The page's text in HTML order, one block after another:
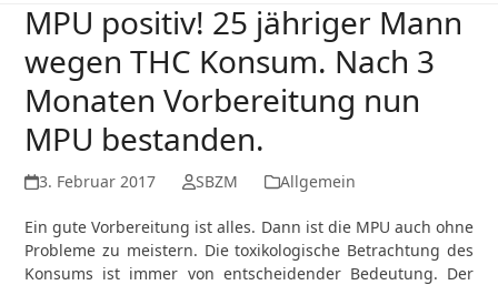
MPU positiv! 25 jähriger Mann
wegen THC Konsum. Nach 3
Monaten Vorbereitung nun
MPU bestanden.
3. Februar 2017 SBZM Allgemein
Ein gute Vorbereitung ist alles. Dann ist die MPU auch ohne
Probleme zu meistern. Die toxikologische Betrachtung des
Konsums ist immer von entscheidender Bedeutung. Der